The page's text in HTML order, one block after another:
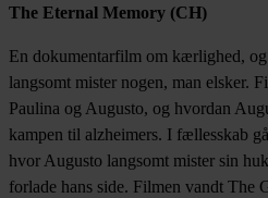
The Eternal Memory (CH)
En dokumentarfilm om kærlighed,
langsomt mister nogen, man elsker.
Paulina og Augusto, og hvordan
kampen til alzheimers. I fællesskab
hvor Augusto langsomt mister sin
forlade hans side. Filmen vandt The